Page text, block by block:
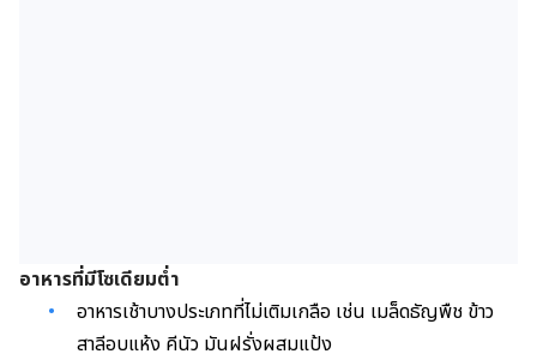
อาหารที่มีโซเดียมต่ำ
อาหารเช้าบางประเภทที่ไม่เติมเกลือ เช่น เมล็ดธัญพืช ข้าว
สาลีอบแห้ง คีนัว มันฝรั่งผสมแป้ง